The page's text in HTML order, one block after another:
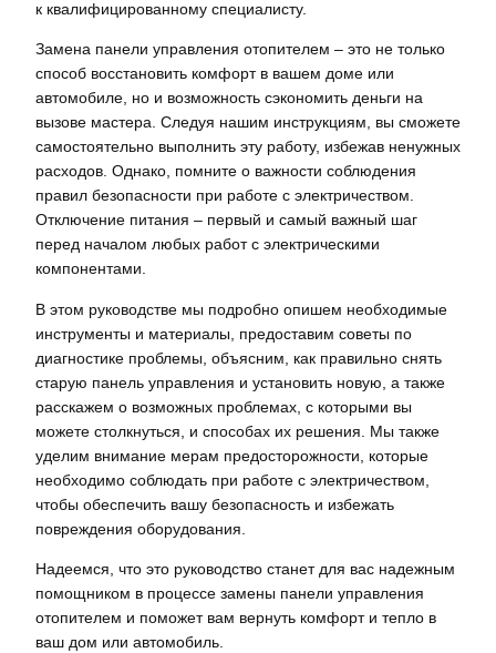
к квалифицированному специалисту.
Замена панели управления отопителем – это не только
способ восстановить комфорт в вашем доме или
автомобиле, но и возможность сэкономить деньги на
вызове мастера. Следуя нашим инструкциям, вы сможете
самостоятельно выполнить эту работу, избежав ненужных
расходов. Однако, помните о важности соблюдения
правил безопасности при работе с электричеством.
Отключение питания – первый и самый важный шаг
перед началом любых работ с электрическими
компонентами.
В этом руководстве мы подробно опишем необходимые
инструменты и материалы, предоставим советы по
диагностике проблемы, объясним, как правильно снять
старую панель управления и установить новую, а также
расскажем о возможных проблемах, с которыми вы
можете столкнуться, и способах их решения. Мы также
уделим внимание мерам предосторожности, которые
необходимо соблюдать при работе с электричеством,
чтобы обеспечить вашу безопасность и избежать
повреждения оборудования.
Надеемся, что это руководство станет для вас надежным
помощником в процессе замены панели управления
отопителем и поможет вам вернуть комфорт и тепло в
ваш дом или автомобиль.